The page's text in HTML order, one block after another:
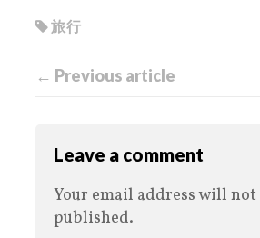
旅行
← Previous article
Leave a comment
Your email address will not
published.